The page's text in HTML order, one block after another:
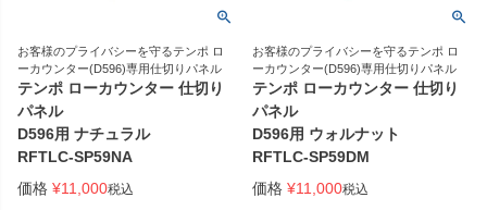
お客様のプライバシーを守るテンポ ロ
ーカウンター(D596)専用仕切りパネル
テンポ ローカウンター 仕切り
パネル
D596用 ナチュラル
RFTLC-SP59NA
価格 ¥11,000税込
お客様のプライバシーを守るテンポ ロ
ーカウンター(D596)専用仕切りパネル
テンポ ローカウンター 仕切り
パネル
D596用 ウォルナット
RFTLC-SP59DM
価格 ¥11,000税込